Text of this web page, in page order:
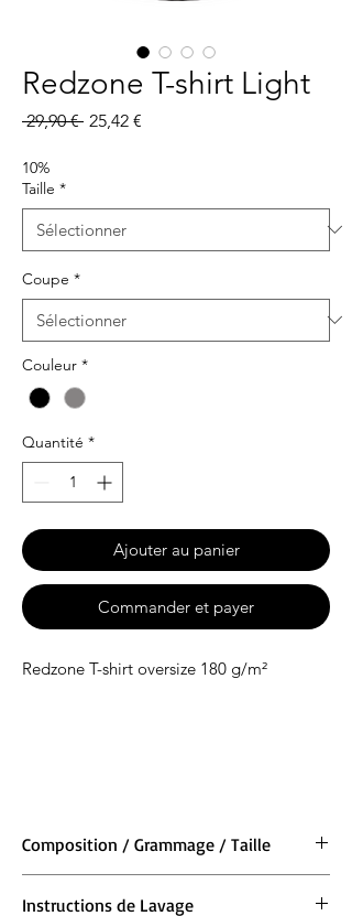
Redzone T-shirt Light
29,90 € Prix
25,42 €
10%
Taille *
Coupe *
Couleur *
Quantité *
Ajouter au panier
Commander et payer
Redzone T-shirt oversize 180 g/m²
Composition / Grammage / Taille
Grammage : 200g/m²
Instructions de Lavage